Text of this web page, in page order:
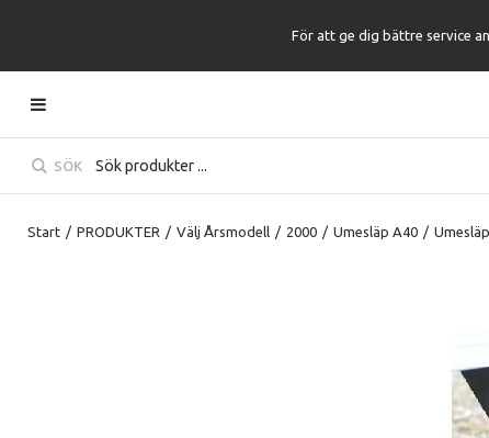
För att ge dig bättre service
SÖK
Start / PRODUKTER / Välj Årsmodell / 2000 / Umesläp A40 /